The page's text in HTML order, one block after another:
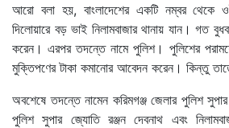
আরো বলা হয়, বাংলাদেশের একটি নম্বর
দিলোয়ারে বড় ভাই নিলামবাজার থানায় যান। গত
করেন। এরপর তদন্তে নামে পুলিশ। পুলিশের পরামর্শে
মুক্তিপণের টাকা কমানোর আবেদন করেন। কিন্তু
অবশেষে তদন্তে নামেন করিমগঞ্জ জেলার পুলিশ
পুলিশ সুপার জ্যোতি রঞ্জন দেবনাথ এবং